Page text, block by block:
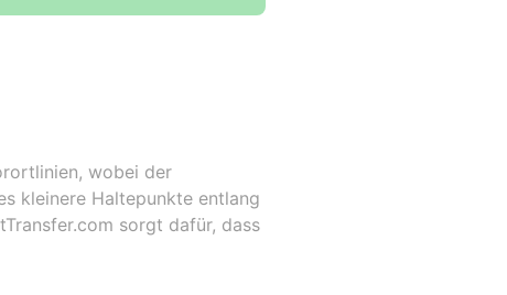
wobei der
kleinere Haltepunkte entlang
sorgt dafür, dass